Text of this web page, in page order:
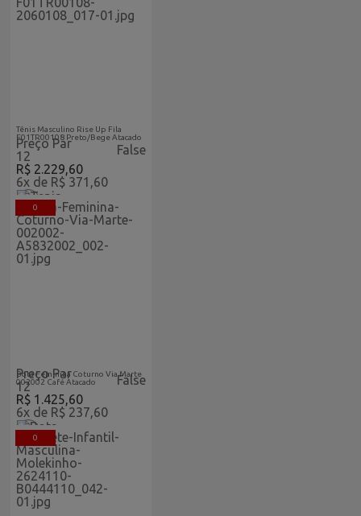
Tênis Masculino Rise Up Fila
F01TR00108 Preto/Bege Atacado
Preço Par
12
False
R$ 2.229,60
6x de R$ 371,60
0
Bota Feminina Coturno Via Marte
002002 Café Atacado
Preço Par
12
False
R$ 1.425,60
6x de R$ 237,60
0